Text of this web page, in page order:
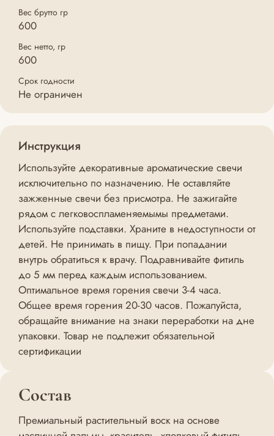
Состав
Премиальный растительный воск на основе
Вес брутто гр
600
Вес нетто, гр
600
Срок годности
Не ограничен
Инструкция
Используйте декоративные ароматические свечи
исключительно по назначению. Не оставляйте
зажженные свечи без присмотра. Не зажигайте
рядом с легковоспламеняемымы предметами.
Используйте подставки. Храните в недоступности от
детей. Не принимать в пищу. При попадании
внутрь обратиться к врачу. Подравнивайте фитиль
до 5 мм перед каждым использованием.
Оптимальное время горения свечи 3-4 часа.
Общее время горения 20-30 часов. Пожалуйста,
обращайте внимание на знаки переработки на дне
упаковки. Товар не подлежит обязательной
сертификации